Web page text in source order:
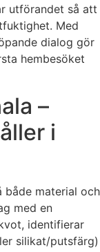
utförandet så att
Med
dialog gör
hembesöket
–
i
både material och
med en
identifierar
silikat/putsfärg)